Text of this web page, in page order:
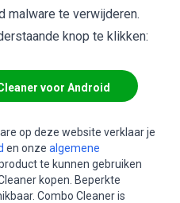
malware te verwijderen.
knop te klikken:
voor Android
op deze website verklaar je
en onze algemene
te kunnen gebruiken
kopen. Beperkte
Combo Cleaner is